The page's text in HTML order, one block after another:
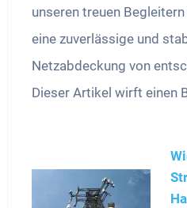
unseren treuen
eine zuverlässige und
Netzabdeckung von
Dieser Artikel wirft einen